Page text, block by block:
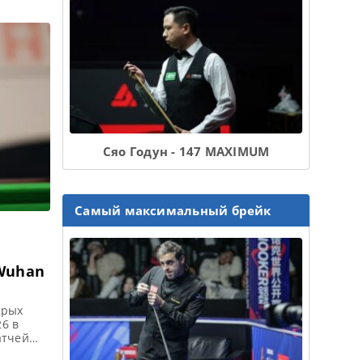
в
Сяо Годун - 147 MAXIMUM
Самый максимальный брейк